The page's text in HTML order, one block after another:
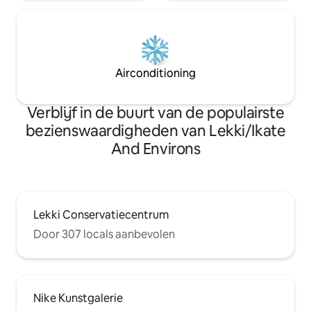
Airconditioning
Verblijf in de buurt van de populairste
bezienswaardigheden van Lekki/Ikate
And Environs
Lekki Conservatiecentrum
Door 307 locals aanbevolen
Nike Kunstgalerie